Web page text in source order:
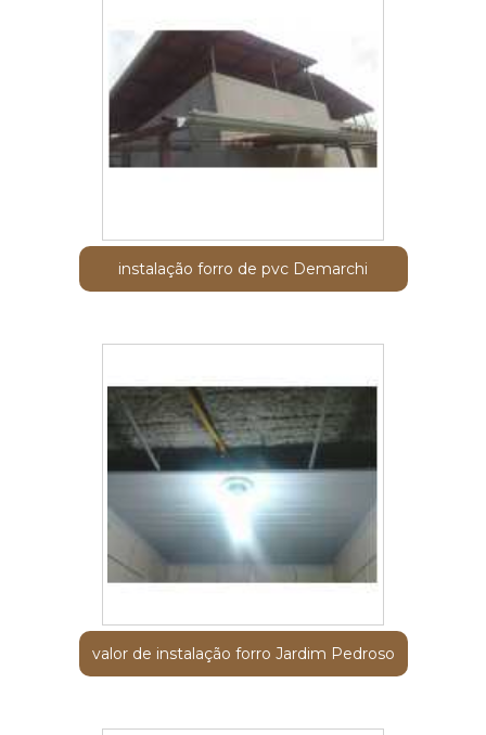
instalação forro de pvc Demarchi
valor de instalação forro Jardim Pedroso